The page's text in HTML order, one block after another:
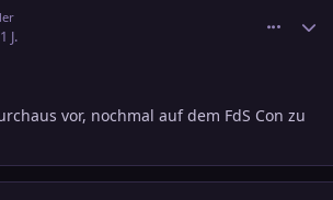
1 J.
vor, nochmal auf dem FdS Con zu